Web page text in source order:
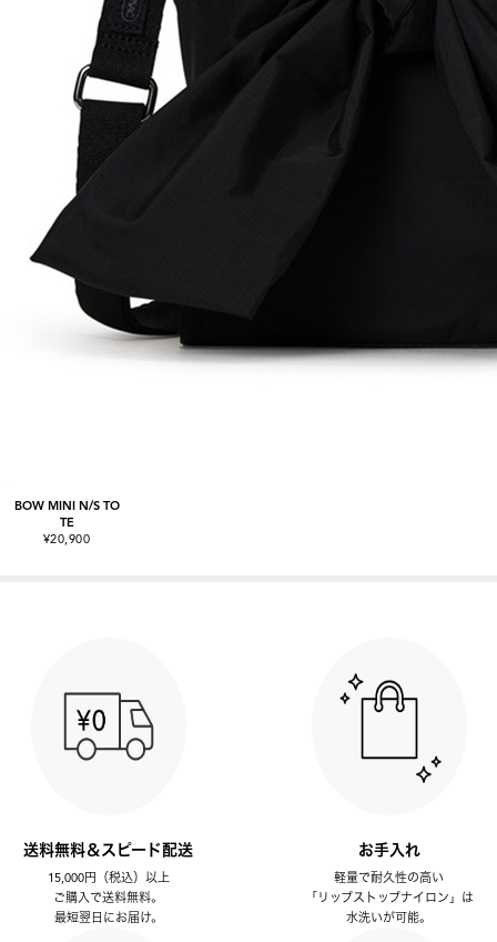
BOW MINI N/S TO
TE
¥20,900
送料無料＆スピード配送
15,000円（税込）以上
ご購入で送料無料。
最短翌日にお届け。
お手入れ
軽量で耐久性の高い
「リップストップナイロン」は
水洗いが可能。